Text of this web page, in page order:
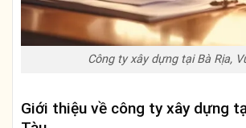
Công ty xây dựng tại Bà Rịa,
Giới thiệu về công ty xây dựng